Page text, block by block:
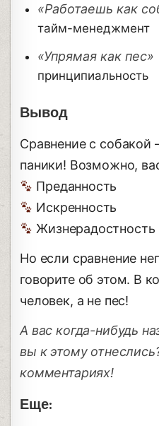
«Работаешь как
тайм-менеджмент
«Упрямая как пес»
принципиальность
Вывод
Сравнение с собакой
паники! Возможно,
Преданность
Искренность
Жизнерадостность
Но если сравнение
говорите об этом. В
человек, а не пес!
А вас когда-нибудь
вы к этому
комментариях!
Еще: